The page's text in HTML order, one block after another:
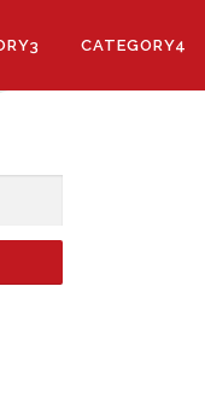
CATEGORY4